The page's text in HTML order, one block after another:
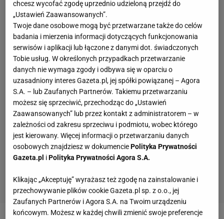
chcesz wycofać zgodę uprzednio udzieloną przejdź do
„Ustawień Zaawansowanych”.
Twoje dane osobowe mogą być przetwarzane także do celów
badania i mierzenia informacji dotyczących funkcjonowania
serwisów i aplikacji lub łączone z danymi dot. świadczonych
Tobie usług. W określonych przypadkach przetwarzanie
danych nie wymaga zgody i odbywa się w oparciu o
uzasadniony interes Gazeta.pl, jej spółki powiązanej – Agora
S.A. – lub Zaufanych Partnerów. Takiemu przetwarzaniu
możesz się sprzeciwić, przechodząc do „Ustawień
Zaawansowanych” lub przez kontakt z administratorem – w
zależności od zakresu sprzeciwu i podmiotu, wobec którego
jest kierowany. Więcej informacji o przetwarzaniu danych
osobowych znajdziesz w dokumenciePolityka Prywatności
Gazeta.pl iPolityka Prywatności Agora S.A.
Klikając „Akceptuję” wyrażasz też zgodę na zainstalowanie i
przechowywanie plików cookie Gazeta.pl sp. z o.o., jej
Zaufanych Partnerów i Agora S.A. na Twoim urządzeniu
końcowym. Możesz w każdej chwili zmienić swoje preferencje